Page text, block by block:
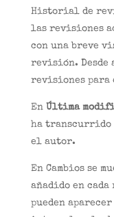
Historial de
las revisiones
con una breve
revisión. Desde
revisiones para
En Última
ha transcurrido
el autor.
En Cambios se
añadido en
pueden